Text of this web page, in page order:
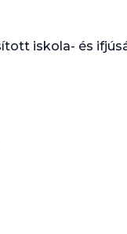
iskola- és